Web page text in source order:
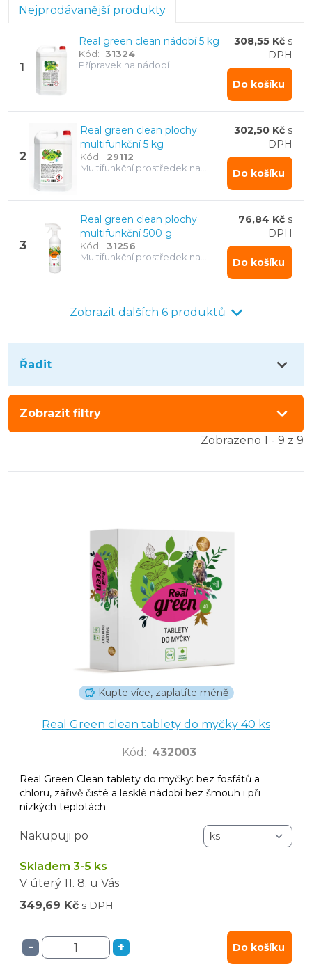
Nejprodávanější produkty
1
Real green clean nádobí 5 kg
Kód:
31324
Přípravek na nádobí
308,55 Kč s
DPH
Do košíku
2
Real green clean plochy
multifunkční 5 kg
Kód:
29112
Multifunkční prostředek na
302,50 Kč s
DPH
Do košíku
3
Real green clean plochy
multifunkční 500 g
Kód:
31256
Multifunkční prostředek na
76,84 Kč s
DPH
Do košíku
Zobrazit dalších 6 produktů
Řadit
Zobrazit filtry
Zobrazeno 1 - 9 z 9
Kupte více, zaplatíte méně
Real Green clean tablety do myčky 40 ks
Kód : 432003
Real Green Clean tablety do myčky: bez fosfátů a
chloru, zářivě čisté a lesklé nádobí bez šmouh i při
nízkých teplotách.
Nakupuji po
Skladem 3-5 ks
V úterý 11. 8. u Vás
349,69 Kč s DPH
- + Do košíku